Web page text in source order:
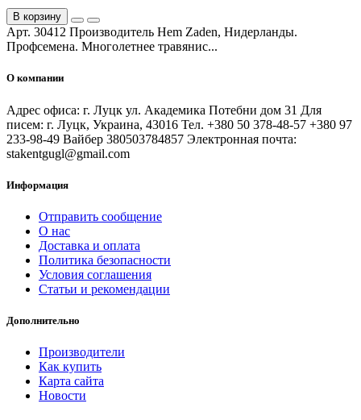
В корзину
Арт. 30412 Производитель Hem Zaden, Нидерланды.
Профсемена. Многолетнее травянис...
О компании
Адрес офиса: г. Луцк ул. Академика Потебни дом 31 Для
писем: г. Луцк, Украина, 43016 Тел. +380 50 378-48-57 +380 97
233-98-49 Вайбер 380503784857 Электронная почта:
stakentgugl@gmail.com
Информация
Отправить сообщение
О нас
Доставка и оплата
Политика безопасности
Условия соглашения
Статьи и рекомендации
Дополнительно
Производители
Как купить
Карта сайта
Новости